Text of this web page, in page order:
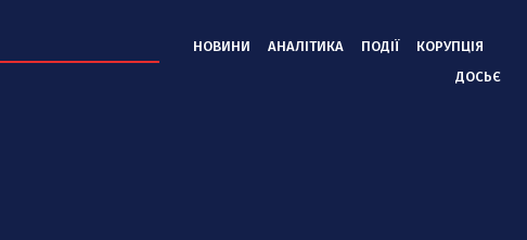
НОВИНИ АНАЛІТИКА ПОДІЇ
КОРУПЦІЯ
ДОСЬЄ